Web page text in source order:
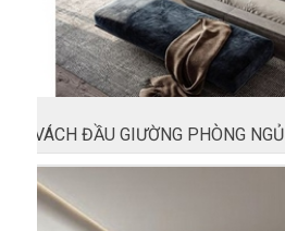
VÁCH ĐẦU GIƯỜNG PHÒNG NGỦ